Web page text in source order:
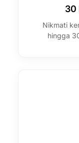
30
Nikmati
hingga